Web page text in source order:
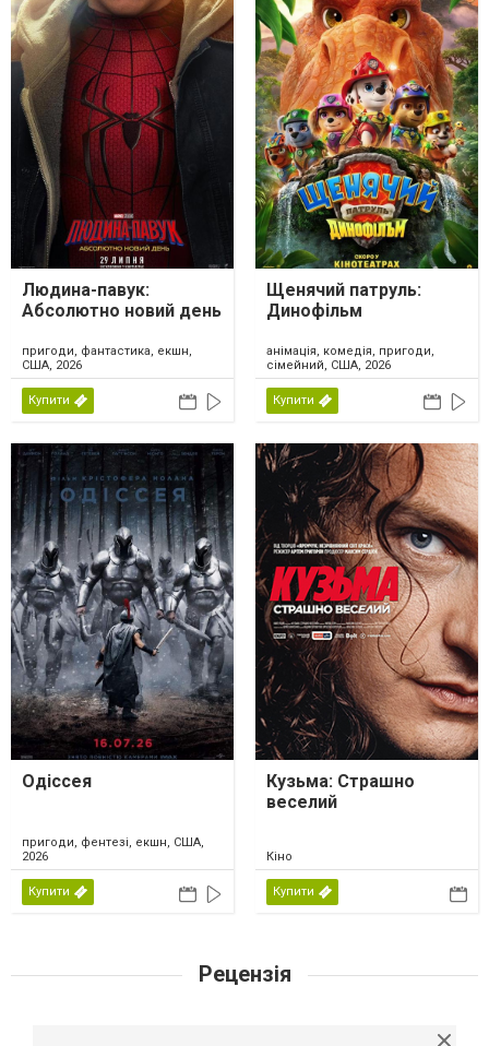
Людина-павук:
Абсолютно новий день
пригоди, фантастика, екшн,
США, 2026
Купити
Щенячий патруль:
Динофільм
анімація, комедія, пригоди,
сімейний, США, 2026
Купити
Одіссея
пригоди, фентезі, екшн, США,
2026
Купити
Кузьма: Страшно
веселий
Кіно
Купити
Рецензія